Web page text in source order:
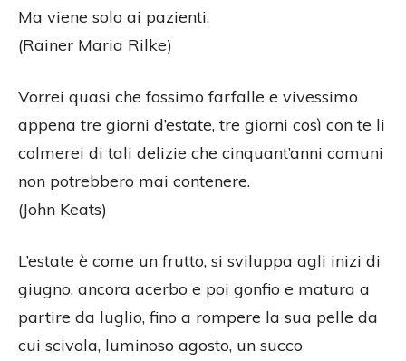
Ma viene solo ai pazienti.
(Rainer Maria Rilke)
Vorrei quasi che fossimo farfalle e vivessimo
appena tre giorni d’estate, tre giorni così con te li
colmerei di tali delizie che cinquant’anni comuni
non potrebbero mai contenere.
(John Keats)
L’estate è come un frutto, si sviluppa agli inizi di
giugno, ancora acerbo e poi gonfio e matura a
partire da luglio, fino a rompere la sua pelle da
cui scivola, luminoso agosto, un succo